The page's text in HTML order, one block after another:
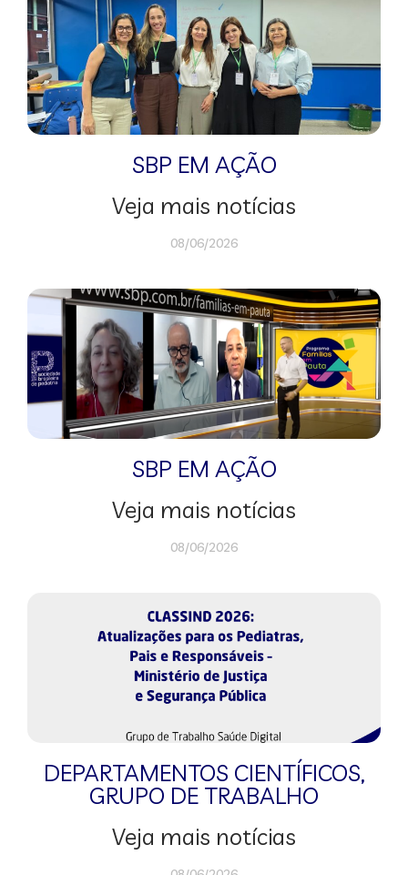
SBP EM AÇÃO
Veja mais notícias
08/06/2026
SBP EM AÇÃO
Veja mais notícias
08/06/2026
DEPARTAMENTOS CIENTÍFICOS,
GRUPO DE TRABALHO
Veja mais notícias